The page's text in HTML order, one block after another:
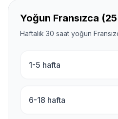
Yoğun Fransızca
Haftalık 30 saat yoğun
1-5 hafta
6-18 hafta